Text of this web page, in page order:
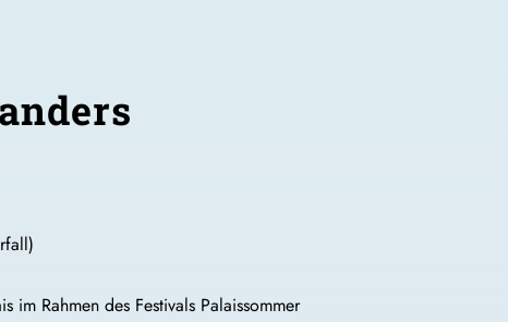
im Rahmen des Festivals Palaissommer